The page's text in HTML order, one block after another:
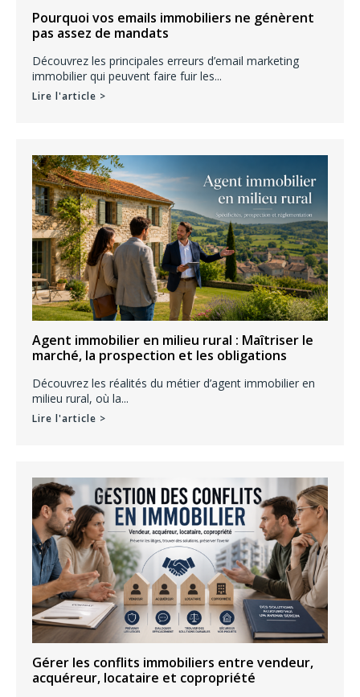
Pourquoi vos emails immobiliers ne génèrent
pas assez de mandats
Découvrez les principales erreurs d’email marketing
immobilier qui peuvent faire fuir les...
Lire l'article >
Agent immobilier en milieu rural : Maîtriser le
marché, la prospection et les obligations
Découvrez les réalités du métier d’agent immobilier en
milieu rural, où la...
Lire l'article >
Gérer les conflits immobiliers entre vendeur,
acquéreur, locataire et copropriété